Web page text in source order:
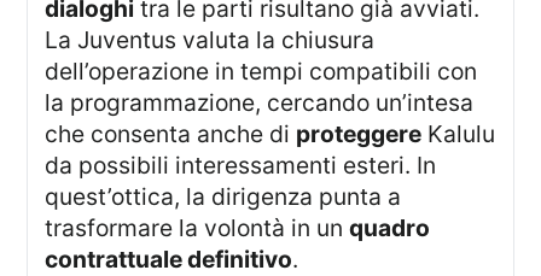
dialoghi tra le parti risultano già avviati.
La Juventus valuta la chiusura
dell’operazione in tempi compatibili con
la programmazione, cercando un’intesa
che consenta anche di proteggere Kalulu
da possibili interessamenti esteri. In
quest’ottica, la dirigenza punta a
trasformare la volontà in unquadro
contrattuale definitivo.